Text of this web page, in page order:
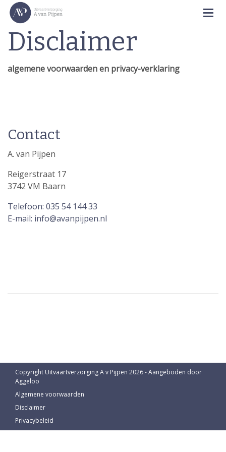
Disclaimer
algemene voorwaarden en privacy-verklaring
Contact
A. van Pijpen
Reigerstraat 17
3742 VM Baarn
Telefoon: 035 54 144 33
E-mail: info@avanpijpen.nl
Copyright Uitvaartverzorging A v Pijpen 2026 - Aangeboden door
Aggeloo
Algemene voorwaarden
Disclaimer
Privacybeleid